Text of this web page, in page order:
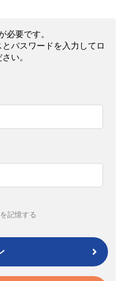
必要です。
パスワードを入力してロ
い。
記憶する